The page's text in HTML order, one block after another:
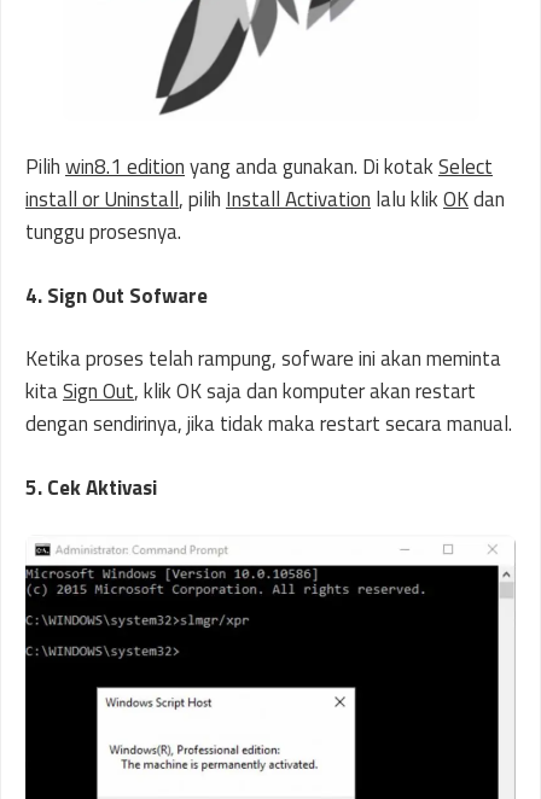
Pilihwin8.1 editionyang anda gunakan. Di kotakSelect
install or Uninstall, pilih Install Activation lalu klikOKdan
tunggu prosesnya.
4. Sign Out Sofware
Ketika proses telah rampung, sofware ini akan meminta
kitaSign Out, klik OK saja dan komputer akan restart
dengan sendirinya, jika tidak maka restart secara manual.
5. Cek Aktivasi